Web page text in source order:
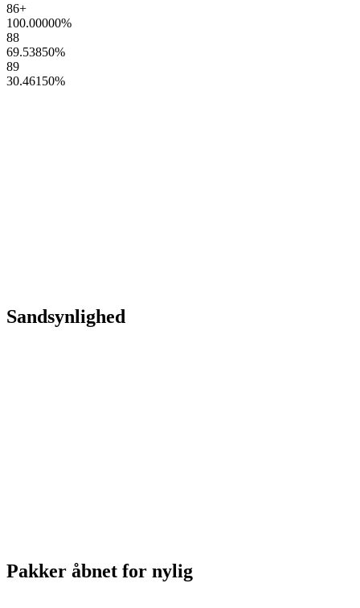
86+
100.00000%
88
69.53850%
89
30.46150%
Sandsynlighed
Pakker åbnet for nylig